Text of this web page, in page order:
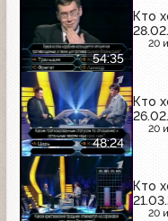
54:35
Кто
20
48:24
Кто
20
Кто
20